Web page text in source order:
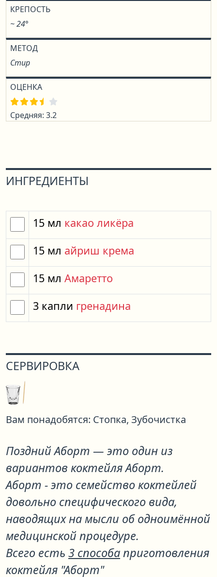
КРЕПОСТЬ
~ 24°
МЕТОД
Стир
ОЦЕНКА
Средняя: 3.2
ИНГРЕДИЕНТЫ
15 мл какао ликёра
15 мл айриш крема
15 мл Амаретто
3 капли гренадина
СЕРВИРОВКА
Вам понадобятся: Стопка, Зубочистка
Поздний Аборт — это один из
вариантов коктейляАборт.
Аборт - это семейство коктейлей
довольно специфического вида,
наводящих на мысли об одноимённой
медицинской процедуре.
Всего есть 3 способаприготовления
коктейля "Аборт"